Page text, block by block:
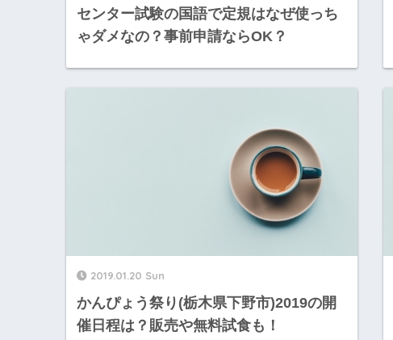
センター試験の国語で定規はなぜ使っち
ゃダメなの？事前申請ならOK？
2019.01.20 Sun
かんぴょう祭り(栃木県下野市)2019の開
催日程は？販売や無料試食も！